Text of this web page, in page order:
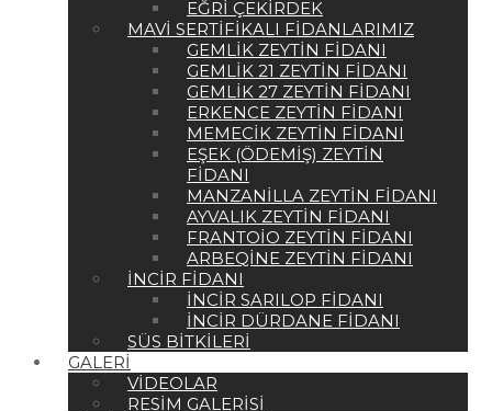
EĞRI ÇEKIRDEK
MAVI SERTIFIKALI FIDANLARIMIZ
GEMLIK ZEYTIN FIDANI
GEMLIK 21 ZEYTIN FIDANI
GEMLIK 27 ZEYTIN FIDANI
ERKENCE ZEYTIN FIDANI
MEMECIK ZEYTIN FIDANI
EŞEK (ÖDEMIŞ) ZEYTIN
FIDANI
MANZANILLA ZEYTIN FIDANI
AYVALIK ZEYTIN FIDANI
FRANTOIO ZEYTIN FIDANI
ARBEQINE ZEYTIN FIDANI
İNCIR FIDANI
İNCIR SARILOP FIDANI
İNCIR DÜRDANE FIDANI
SÜS BITKILERI
GALERI
VIDEOLAR
RESIM GALERISI